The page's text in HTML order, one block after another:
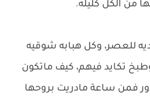
من الكل كليله.
للعصر، وكل هبابه شوقيه
تكايد فيهم، كيف ماتكون
فمن ساعة مادريت بروحها